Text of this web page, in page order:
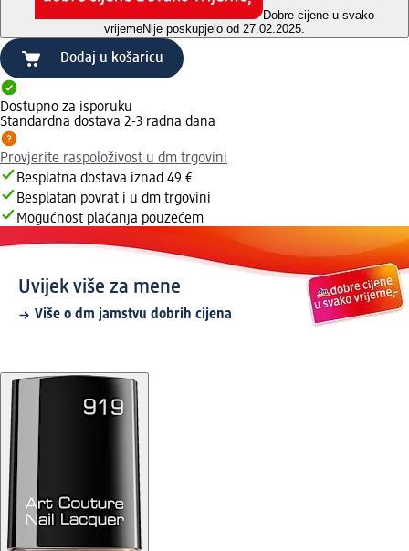
Dobre cijene u svako
vrijemeNije poskupjelo od 27.02.2025.
Dodaj u košaricu
Dostupno za isporuku
Standardna dostava 2-3 radna dana
Provjerite raspoloživost u dm trgovini
Besplatna dostava iznad 49 €
Besplatan povrat i u dm trgovini
Mogućnost plaćanja pouzećem
Uvijek više za mene
Više o dm jamstvu dobrih cijena